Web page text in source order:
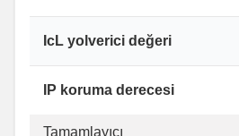
IcL yolverici değeri
IP koruma derecesi
Tamamlayıcı